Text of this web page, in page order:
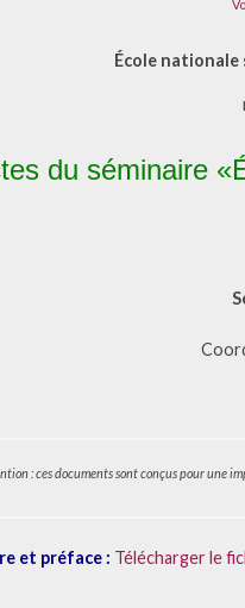
École nationale
du séminaire
: ces documents sont conçus pour une
et préface : Télécharger le